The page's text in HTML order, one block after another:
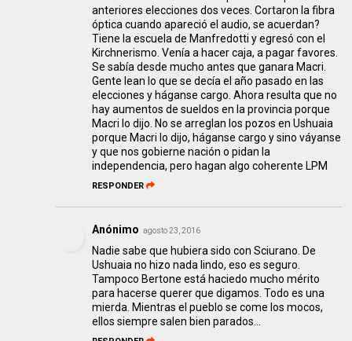
anteriores elecciones dos veces. Cortaron la fibra
óptica cuando apareció el audio, se acuerdan?
Tiene la escuela de Manfredotti y egresó con el
Kirchnerismo. Venía a hacer caja, a pagar favores.
Se sabía desde mucho antes que ganara Macri.
Gente lean lo que se decía el año pasado en las
elecciones y háganse cargo. Ahora resulta que no
hay aumentos de sueldos en la provincia porque
Macri lo dijo. No se arreglan los pozos en Ushuaia
porque Macri lo dijo, háganse cargo y sino váyanse
y que nos gobierne nación o pidan la
independencia, pero hagan algo coherente LPM
RESPONDER
Anónimo agosto 23, 2016
Nadie sabe que hubiera sido con Sciurano. De
Ushuaia no hizo nada lindo, eso es seguro.
Tampoco Bertone está haciedo mucho mérito
para hacerse querer que digamos. Todo es una
mierda. Mientras el pueblo se come los mocos,
ellos siempre salen bien parados...